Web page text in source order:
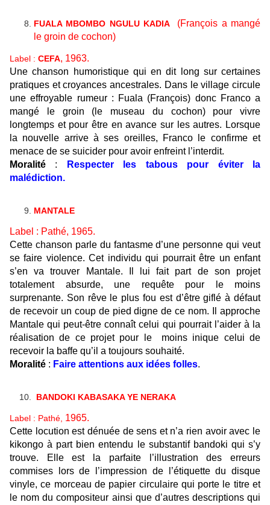
FUALA MBOMBO NGULU KADIA(François a mangé
le groin de cochon)
Label : CEFA, 1963.
Une chanson humoristique qui en dit long sur certaines
pratiques et croyances ancestrales. Dans le village circule
une effroyable rumeur : Fuala (François) donc Franco a
mangé le groin (le museau du cochon) pour vivre
longtemps et pour être en avance sur les autres. Lorsque
la nouvelle arrive à ses oreilles, Franco le confirme et
menace de se suicider pour avoir enfreint l’interdit.
Moralité
:
Respecter les tabous pour éviter la
malédiction.
MANTALE
Label : Pathé, 1965.
Cette chanson parle du fantasme d’une personne qui veut
se faire violence. Cet individu qui pourrait être un enfant
s’en va trouver Mantale. Il lui fait part de son projet
totalement absurde, une requête pour le moins
surprenante. Son rêve le plus fou est d’être giflé à défaut
de recevoir un coup de pied digne de ce nom. Il approche
Mantale qui peut-être connaît celui qui pourrait l’aider à la
réalisation de ce projet pour le moins inique celui de
recevoir la baffe qu’il a toujours souhaité.
Moralité : Faire attentions aux idées folles.
BANDOKI KABASAKA YE NERAKA
Label : Pathé, 1965.
Cette locution est dénuée de sens et n’a rien avoir avec le
kikongo à part bien entendu le substantif bandoki qui s’y
trouve. Elle est la parfaite l’illustration des erreurs
commises lors de l’impression de l’étiquette du disque
vinyle, ce morceau de papier circulaire qui porte le titre et
le nom du compositeur ainsi que d’autres descriptions qui